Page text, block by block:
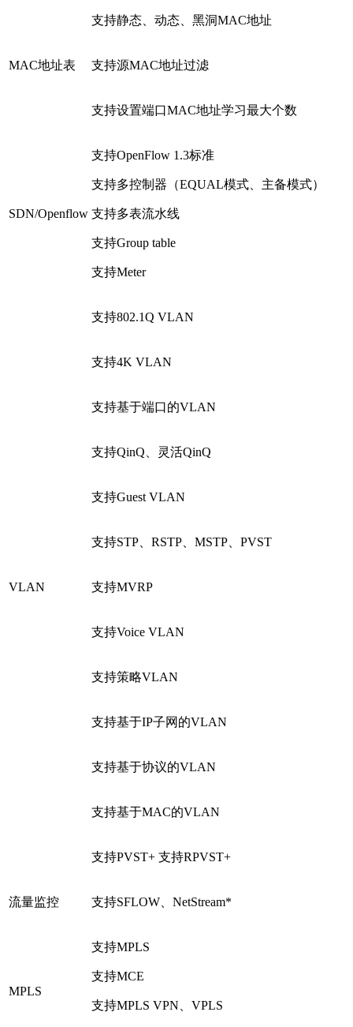
MAC地址表
支持静态、动态、黑洞MAC地址
支持源MAC地址过滤
支持设置端口MAC地址学习最大个数
SDN/Openflow
支持OpenFlow 1.3标准
支持多控制器（EQUAL模式、主备模式）
支持多表流水线
支持Group table
支持Meter
VLAN
支持802.1Q VLAN
支持4K VLAN
支持基于端口的VLAN
支持QinQ、灵活QinQ
支持Guest VLAN
支持STP、RSTP、MSTP、PVST
支持MVRP
支持Voice VLAN
支持策略VLAN
支持基于IP子网的VLAN
支持基于协议的VLAN
支持基于MAC的VLAN
支持PVST+ 支持RPVST+
流量监控 支持SFLOW、NetStream*
MPLS
支持MPLS
支持MCE
支持MPLS VPN、VPLS